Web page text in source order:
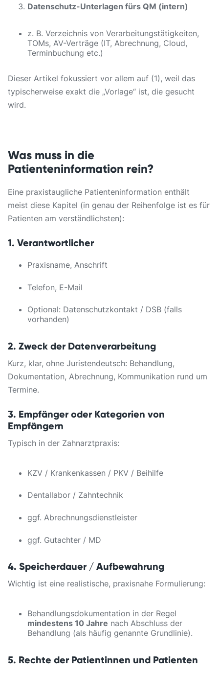
Datenschutz-Unterlagen fürs QM (intern)
z. B. Verzeichnis von Verarbeitungstätigkeiten,
TOMs, AV-Verträge (IT, Abrechnung, Cloud,
Terminbuchung etc.)
Dieser Artikel fokussiert vor allem auf (1), weil das
typischerweise exakt die „Vorlage“ ist, die gesucht
wird.
Was muss in die
Patienteninformation rein?
Eine praxistaugliche Patienteninformation enthält
meist diese Kapitel (in genau der Reihenfolge ist es für
Patienten am verständlichsten):
1. Verantwortlicher
Praxisname, Anschrift
Telefon, E-Mail
Optional: Datenschutzkontakt / DSB (falls
vorhanden)
2. Zweck der Datenverarbeitung
Kurz, klar, ohne Juristendeutsch: Behandlung,
Dokumentation, Abrechnung, Kommunikation rund um
Termine.
3. Empfänger oder Kategorien von
Empfängern
Typisch in der Zahnarztpraxis:
KZV / Krankenkassen / PKV / Beihilfe
Dentallabor / Zahntechnik
ggf. Abrechnungsdienstleister
ggf. Gutachter / MD
4. Speicherdauer / Aufbewahrung
Wichtig ist eine realistische, praxisnahe Formulierung:
Behandlungsdokumentation in der Regel
mindestens 10 Jahre nach Abschluss der
Behandlung (als häufig genannte Grundlinie).
5. Rechte der Patientinnen und Patienten